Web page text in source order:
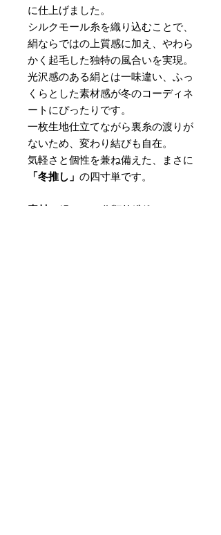
に仕上げました。
シルクモール糸を織り込むことで、
絹ならではの上質感に加え、やわら
かく起毛した独特の風合いを実現。
光沢感のある絹とは一味違い、ふっ
くらとした素材感が冬のコーディネ
ートにぴったりです。
一枚生地仕立てながら裏糸の渡りが
ないため、変わり結びも自在。
気軽さと個性を兼ね備えた、まさに
「冬推し」 の四寸単です。
素材
：絹90％ 分類外繊維10％